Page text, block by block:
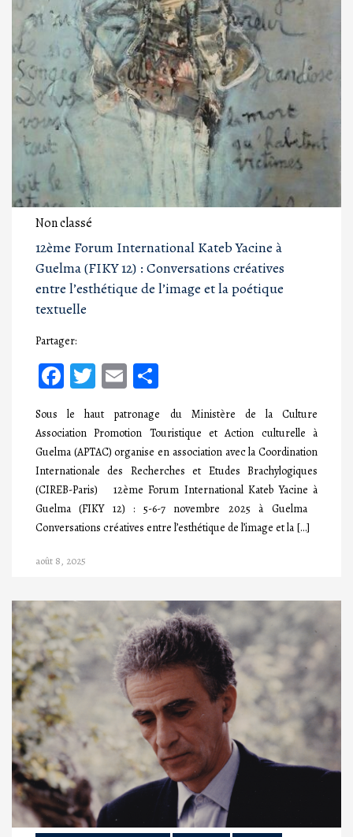
Non classé
12ème Forum International Kateb Yacine à
Guelma (FIKY 12) : Conversations créatives
entre l’esthétique de l’image et la poétique
textuelle
Partager:
Facebook
Twitter
Email
Sous le haut patronage du Ministère de la Culture
Association Promotion Touristique et Action culturelle à
Guelma (APTAC) organise en association avec la Coordination
Internationale des Recherches et Etudes Brachylogiques
(CIREB-Paris) 12ème Forum International Kateb Yacine à
Guelma (FIKY 12) : 5-6-7 novembre 2025 à Guelma
Conversations créatives entre l’esthétique de l’image et la […]
août 8, 2025